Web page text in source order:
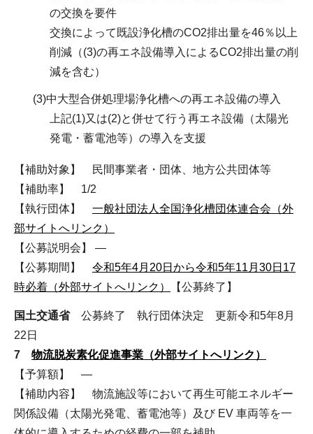
の交換を要件
交換によって既設浄化槽のCO2排出量を46％以上
削減（(3)の再エネ設備導入によるCO2排出量の削
減を含む）
(3)中大型合併処理場浄化槽への再エネ設備の導入
上記(1)又は(2)と併せて行う再エネ設備（太陽光
発電・蓄電池等）の導入を支援
【補助対象】 民間事業者・団体、地方公共団体等
【補助率】 1/2
【執行団体】 一般社団法人全国浄化槽団体連合会（外
部サイトへリンク）
【公募説明会】 ―
【公募期間】 令和5年4月20日から令和5年11月30日17
時必着（外部サイトへリンク）
【公募終了】
国土交通省公募終了 執行団体決定 更新令和5年8月
22日
7 物流脱炭素化促進事業（外部サイトへリンク）
【予算額】 ―
【補助内容】 物流施設等において再生可能エネルギー
関係設備（太陽光発電、蓄電池等）及び EV 車両等を一